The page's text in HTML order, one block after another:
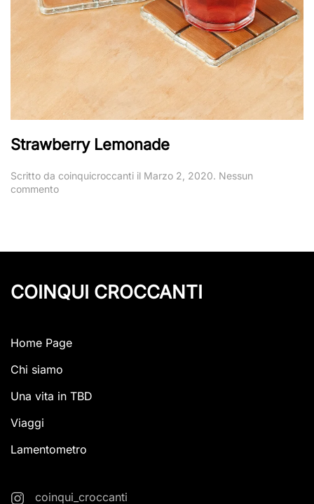
Strawberry Lemonade
Scritto da coinquicroccanti il Marzo 2, 2020. Nessun
commentosu
COINQUI CROCCANTI
Home Page
Chi siamo
Una vita in TBD
Viaggi
Lamentometro
coinqui_croccanti